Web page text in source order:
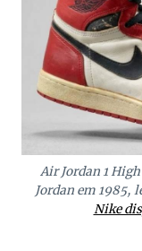
Air Jordan 1
Jordan em 1985,
Nike